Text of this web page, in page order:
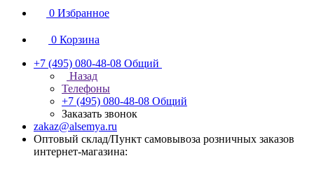
0 Избранное
0 Корзина
+7 (495) 080-48-08 Общий
Назад
Телефоны
+7 (495) 080-48-08 Общий
Заказать звонок
zakaz@alsemya.ru
Оптовый склад/Пункт самовывоза розничных заказов
интернет-магазина: